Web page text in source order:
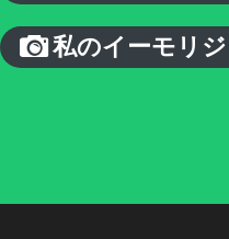
私のイーモリ